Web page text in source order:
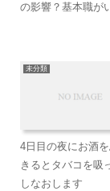
の影響？基本職が
未分類
4日目の夜にお酒
きるとタバコを
しなおします